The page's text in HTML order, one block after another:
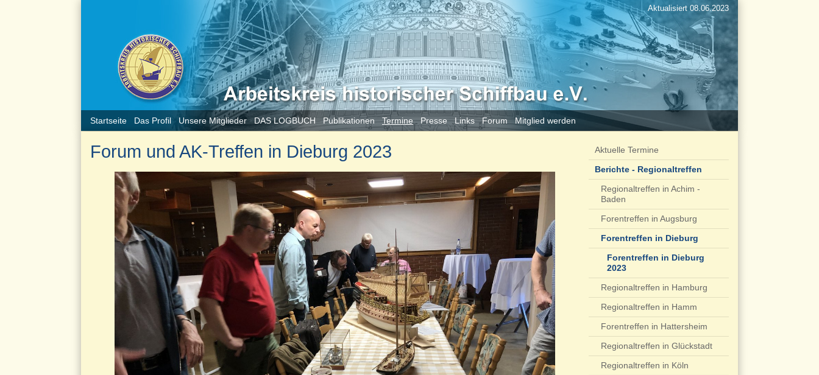
Startseite Das Profil Unsere Mitglieder DAS LOGBUCH Publikationen Termine Presse Links Forum Mitglied werden
Aktualisiert 08.06.2023
Forum und AK-Treffen in Dieburg 2023
Aktuelle Termine
Berichte - Regionaltreffen
Regionaltreffen in Achim -
Baden
Forentreffen in Augsburg
Forentreffen in Dieburg
Forentreffen in Dieburg
2023
Regionaltreffen in Hamburg
Regionaltreffen in Hamm
Forentreffen in Hattersheim
Regionaltreffen in Glückstadt
Regionaltreffen in Köln